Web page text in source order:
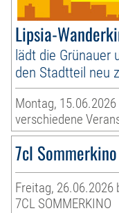
Lipsia-
lädt die Grünauer
den Stadtteil neu
Montag,
verschiedene
7cl
Freitag, 26.06.2026
7CL SOMMERKINO